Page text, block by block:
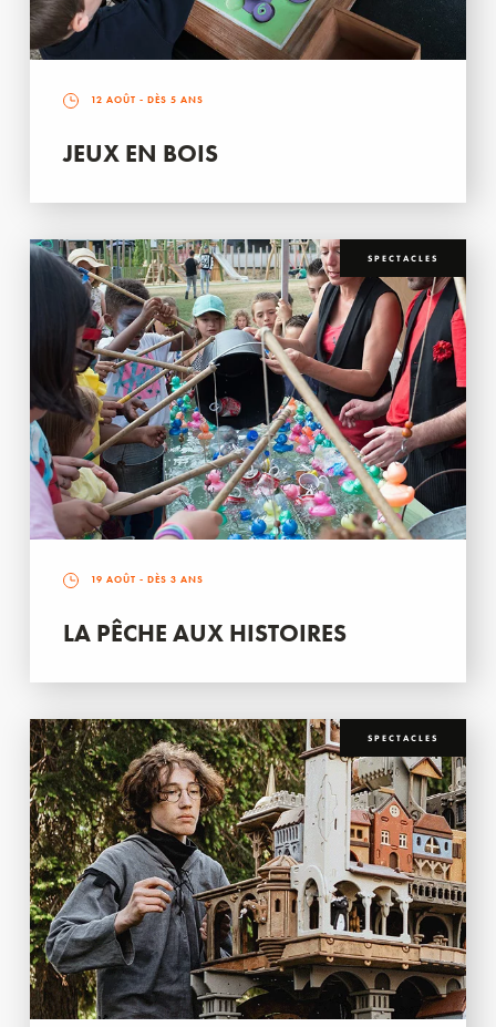
12 AOÛT - DÈS 5 ANS
JEUX EN BOIS
SPECTACLES
19 AOÛT - DÈS 3 ANS
LA PÊCHE AUX HISTOIRES
SPECTACLES